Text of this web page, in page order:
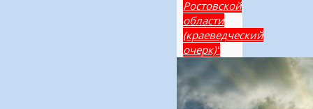
Ростовской
области
(краеведческий
очерк)"